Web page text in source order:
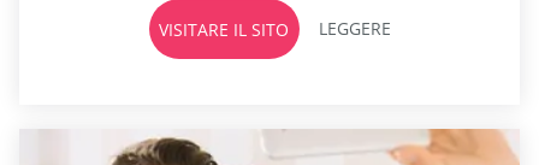
transessuali, persone transgender e in cerca di diversi
tipi di attività all'interno delle loro comunità sono
presenti...
VISITARE IL SITO LEGGERE